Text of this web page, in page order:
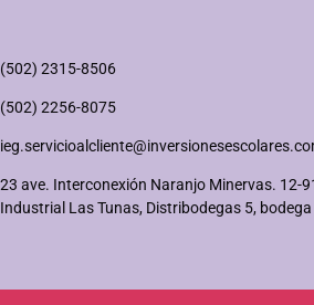
(502) 2315-8506
(502) 2256-8075
23 ave. Interconexión Naranjo Minervas. 12-
Industrial Las Tunas, Distribodegas 5, bodega